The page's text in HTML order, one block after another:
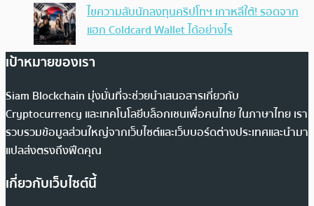
ไขความลับนักลงทุนคริปโทฯ เกาหลีใต้! รอดจาก
แฮก Coldcard Wallet ได้อย่างไร
เป้าหมายของเรา
Siam Blockchain มุ่งมั่นที่จะช่วยนำเสนอสารเกี่ยวกับ
Cryptocurrency และเทคโนโลยีบล็อกเชนเพื่อคนไทย ในภาษาไทย เรา
รวบรวมข้อมูลส่วนใหญ่จากเว็บไซต์และเว็บบอร์ดต่างประเทศและนำมา
แปลส่งตรงถึงฟีดคุณ
เกี่ยวกับเว็บไซต์นี้